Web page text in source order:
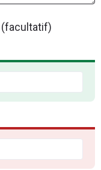
(facultatif)